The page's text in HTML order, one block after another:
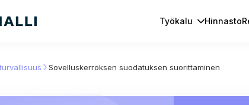
Työkalu Hinnasto
Sovelluskerroksen suodatuksen suorittaminen